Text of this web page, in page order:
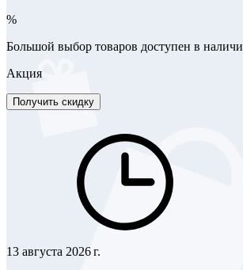
%
Большой выбор товаров доступен в наличи
Акция
Получить скидку
13 августа 2026 г.